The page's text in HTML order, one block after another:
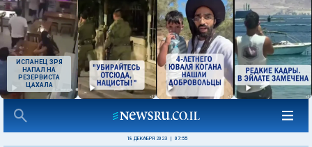
ИСПАНЕЦ ЗРЯ
НАПАЛ НА
РЕЗЕРВИСТА
ЦАХАЛА
18 ДЕКАБРЯ 2023 07:55